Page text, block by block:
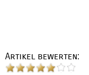
Artikel bewerten: